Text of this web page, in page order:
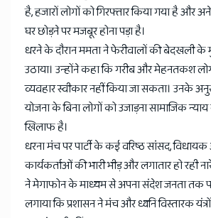
है, हजारों लोगों को गिरफ्तार किया गया है और
घर छोड़ने पर मजबूर होना पड़ा है।
धरने के दौरान ममता ने फेरीवालों की बेदखली के
उठाया। उन्होंने कहा कि गरीब और मेहनतकश
व्यवहार स्वीकार नहीं किया जा सकता। उनके
योजना के बिना लोगों को उजाड़ना सामाजिक
खिलाफ है।
धरना मंच पर पार्टी के कई वरिष्ठ सांसद,
कार्यकर्ताओं की भारी भीड़ और लगातार हो रही
ने मेगाफोन के माध्यम से अपना संदेश जनता तक
लगाया कि प्रशासन ने मंच और ध्वनि विस्तारक